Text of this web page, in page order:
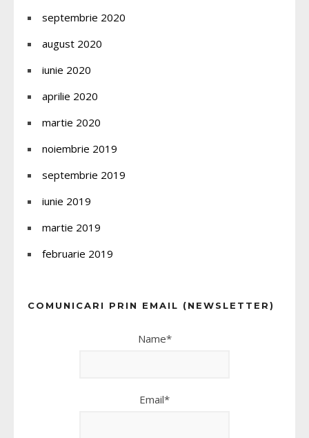
septembrie 2020
august 2020
iunie 2020
aprilie 2020
martie 2020
noiembrie 2019
septembrie 2019
iunie 2019
martie 2019
februarie 2019
COMUNICARI PRIN EMAIL (NEWSLETTER)
Name*
Email*